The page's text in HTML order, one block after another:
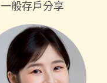
一般存戶分享